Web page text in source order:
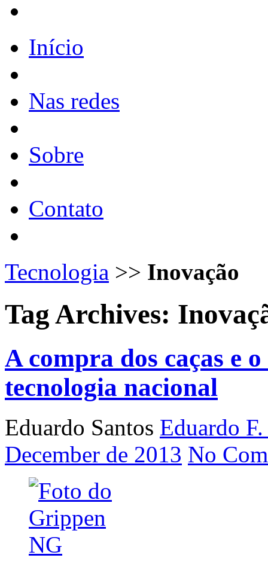
Início
Nas redes
Sobre
Contato
Tecnologia >> Inovação
Tag Archives:
A compra dos caças e
tecnologia nacional
Eduardo Santos Eduardo
December de 2013 No